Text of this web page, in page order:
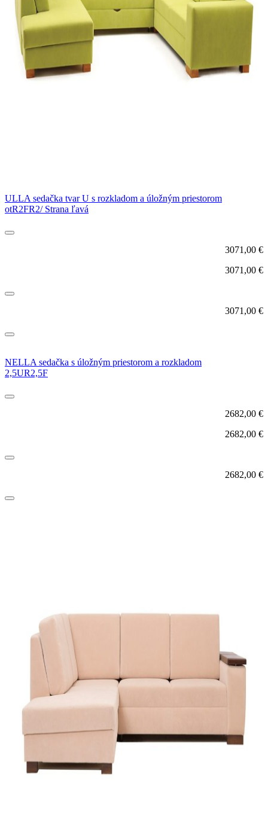
ULLA sedačka tvar U s rozkladom a úložným priestorom
otR2FR2/ Strana ľavá
3071,00 €
3071,00 €
3071,00 €
NELLA sedačka s úložným priestorom a rozkladom
2,5UR2,5F
2682,00 €
2682,00 €
2682,00 €